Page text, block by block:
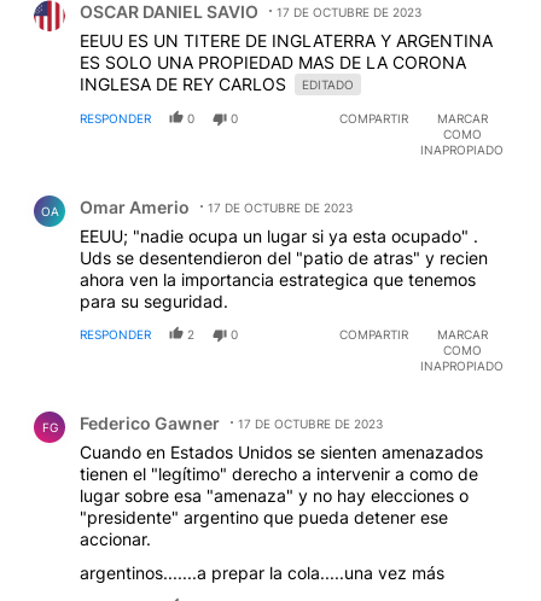
OSCAR DANIEL SAVIO 17 DE OCTUBRE DE 2023
EEUU ES UN TITERE DE INGLATERRA Y ARGENTINA
ES SOLO UNA PROPIEDAD MAS DE LA CORONA
INGLESA DE REY CARLOS
EDITADO
RESPONDER 0 0 COMPARTIR
MARCAR
COMO
INAPROPIADO
OA Omar Amerio 17 DE OCTUBRE DE 2023
EEUU; "nadie ocupa un lugar si ya esta ocupado" .
Uds se desentendieron del "patio de atras" y recien
ahora ven la importancia estrategica que tenemos
para su seguridad.
RESPONDER 2 0 COMPARTIR
MARCAR
COMO
INAPROPIADO
FG Federico Gawner 17 DE OCTUBRE DE 2023
Cuando en Estados Unidos se sienten amenazados
tienen el "legítimo" derecho a intervenir a como de
lugar sobre esa "amenaza" y no hay elecciones o
"presidente" argentino que pueda detener ese
accionar.
argentinos.......a prepar la cola.....una vez más